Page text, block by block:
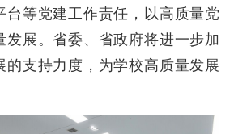
台等党建工作责任，以高质量党
发展。省委、省政府将进一步加
的支持力度，为学校高质量发展